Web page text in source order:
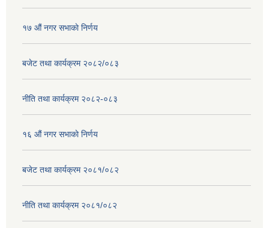
१७ ‌‍औं नगर सभाकाे निर्णय
बजेट तथा कार्यक्रम २०८२/०८३
नीति तथा कार्यक्रम २०८२-०८३
१६ ‌औं नगर सभाकाे निर्णय
बजेट तथा कार्यक्रम २०८१/०८२
नीति तथा कार्यक्रम २०८१/०८२